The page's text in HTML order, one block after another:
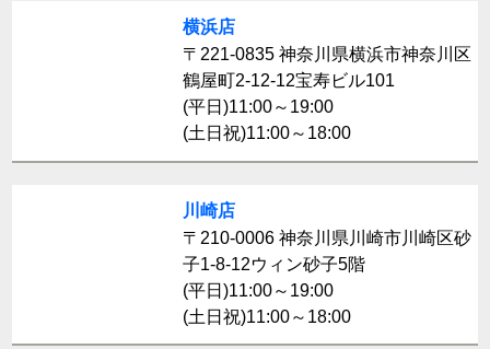
横浜店
〒221-0835 神奈川県横浜市神奈川区
鶴屋町2-12-12宝寿ビル101
(平日)11:00～19:00
(土日祝)11:00～18:00
川崎店
〒210-0006 神奈川県川崎市川崎区砂
子1-8-12ウィン砂子5階
(平日)11:00～19:00
(土日祝)11:00～18:00